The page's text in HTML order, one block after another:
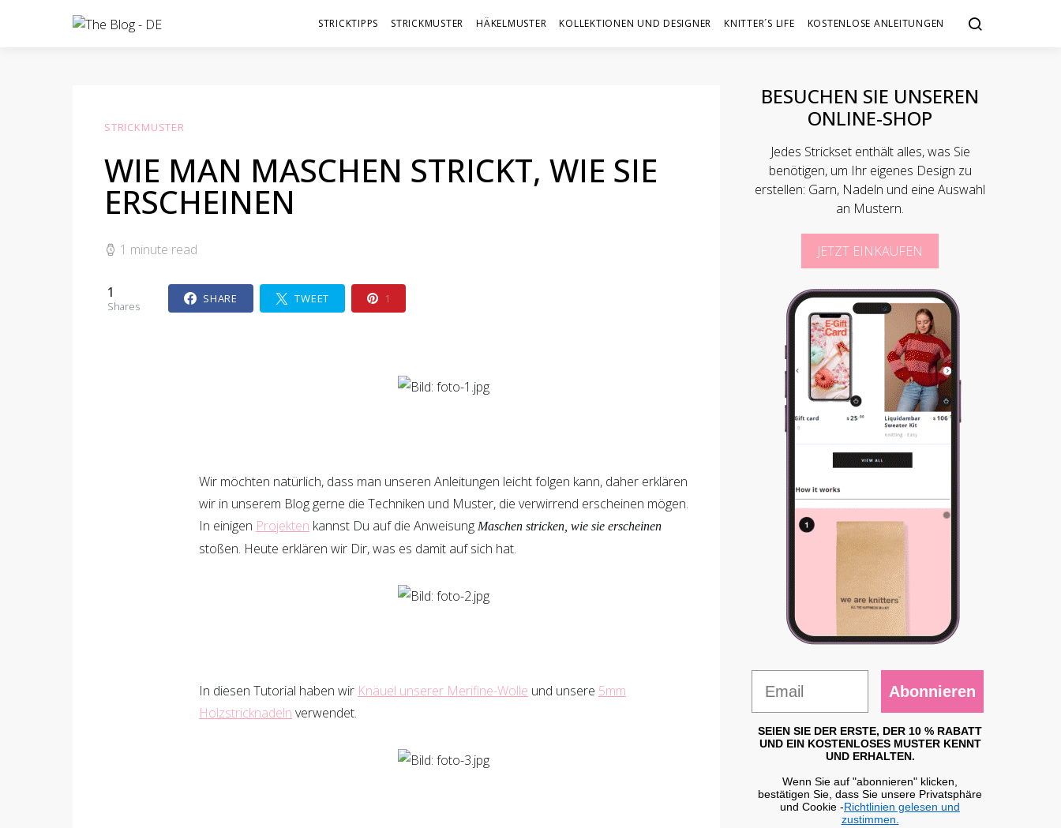
STRICKTIPPS STRICKMUSTER HÄKELMUSTER KOLLEKTIONEN UND DESIGNER KNITTER´S LIFE KOSTENLOSE ANLEITUNGEN
STRICKMUSTER
WIE MAN MASCHEN STRICKT, WIE SIE
ERSCHEINEN
1 minute read
1
Shares
SHARE TWEET 1
Wir möchten natürlich, dass man unseren Anleitungen leicht folgen kann, daher erklären
wir in unserem Blog gerne die Techniken und Muster, die verwirrend erscheinen mögen.
In einigen Projekten kannst Du auf die Anweisung Maschen stricken, wie sie erscheinen
stoßen. Heute erklären wir Dir, was es damit auf sich hat.
In diesen Tutorial haben wir Knäuel unserer Merifine-Wolle und unsere 5mm
Holzstricknadeln verwendet.
BESUCHEN SIE UNSEREN
ONLINE-SHOP
Jedes Strickset enthält alles, was Sie
benötigen, um Ihr eigenes Design zu
erstellen: Garn, Nadeln und eine Auswahl
an Mustern.
JETZT EINKAUFEN
Abonnieren
SEIEN SIE DER ERSTE, DER 10 % RABATT
UND EIN KOSTENLOSES MUSTER KENNT
UND ERHALTEN.
Wenn Sie auf "abonnieren" klicken,
bestätigen Sie, dass Sie unsere Privatsphäre
und Cookie -Richtlinien gelesen und
zustimmen.